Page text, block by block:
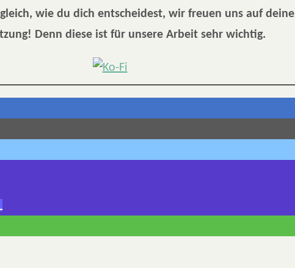
wie du dich entscheidest, wir freuen uns auf deine
Denn diese ist für unsere Arbeit sehr wichtig.